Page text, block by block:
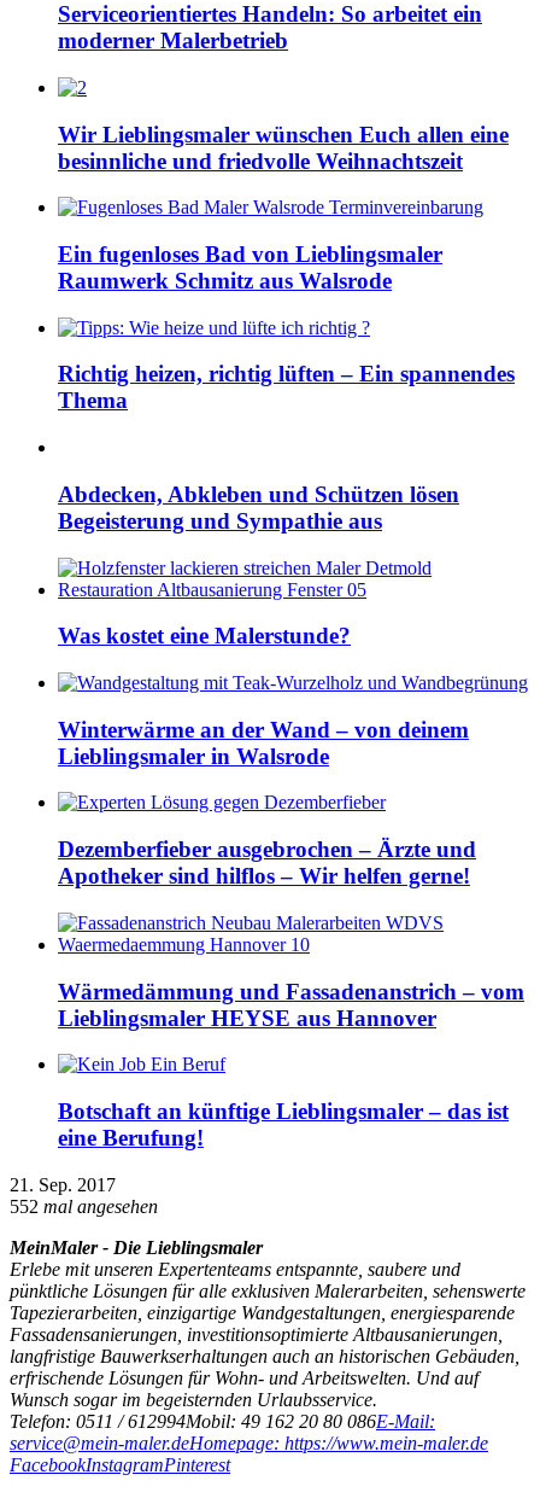
Serviceorientiertes Handeln: So arbeitet ein
moderner Malerbetrieb
Wir Lieblingsmaler wünschen Euch allen eine
besinnliche und friedvolle Weihnachtszeit
Ein fugenloses Bad von Lieblingsmaler
Raumwerk Schmitz aus Walsrode
Richtig heizen, richtig lüften – Ein spannendes
Thema
Abdecken, Abkleben und Schützen lösen
Begeisterung und Sympathie aus
Was kostet eine Malerstunde?
Winterwärme an der Wand – von deinem
Lieblingsmaler in Walsrode
Dezemberfieber ausgebrochen – Ärzte und
Apotheker sind hilflos – Wir helfen gerne!
Wärmedämmung und Fassadenanstrich – vom
Lieblingsmaler HEYSE aus Hannover
Botschaft an künftige Lieblingsmaler – das ist
eine Berufung!
21. Sep. 2017
552 mal angesehen
MeinMaler - Die Lieblingsmaler
Erlebe mit unseren Expertenteams entspannte, saubere und
pünktliche Lösungen für alle exklusiven Malerarbeiten, sehenswerte
Tapezierarbeiten, einzigartige Wandgestaltungen, energiesparende
Fassadensanierungen, investitionsoptimierte Altbausanierungen,
langfristige Bauwerkserhaltungen auch an historischen Gebäuden,
erfrischende Lösungen für Wohn- und Arbeitswelten. Und auf
Wunsch sogar im begeisternden Urlaubsservice.
Telefon: 0511 / 612994Mobil: 49 162 20 80 086E-Mail:
service@mein-maler.deHomepage: https://www.mein-maler.de
FacebookInstagramPinterest